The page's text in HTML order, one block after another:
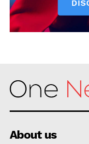
About us